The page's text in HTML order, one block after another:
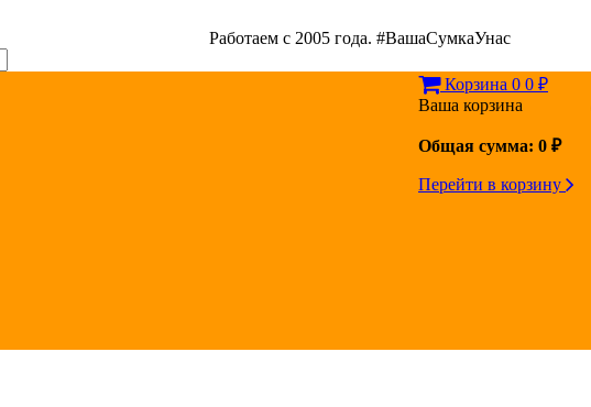
Работаем с 2005 года. #ВашаСумкаУнас
Корзина 0 0 ₽
Ваша корзина
Общая сумма: 0 ₽
Перейти в корзину